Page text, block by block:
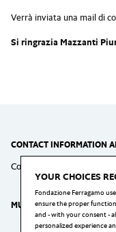
Verrà inviata una mail di
Si ringrazia Mazzanti
YOUR CHOICES
Fondazione Ferragamo
ensure the proper
and - with your consent -
personalized experience
CONTACT INFORMATION
Contact
MUSEO SALVATORE